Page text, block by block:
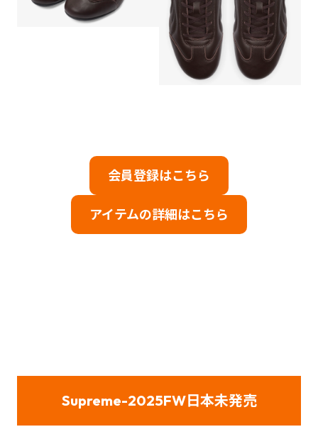
会員登録はこちら
アイテムの詳細はこちら
Supreme-2025FW日本未発売